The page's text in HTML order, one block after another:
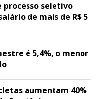
processo seletivo
de mais de R$ 5
é 5,4%, o menor
aumentam 40%